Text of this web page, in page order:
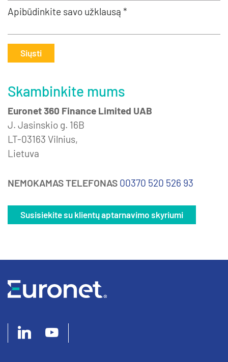
Apibūdinkite savo užklausą *
Siųsti
Skambinkite mums
Euronet 360 Finance Limited UAB
J. Jasinskio g. 16B
LT-03163 Vilnius,
Lietuva
NEMOKAMAS TELEFONAS 00370 520 526 93
Susisiekite su klientų aptarnavimo skyriumi